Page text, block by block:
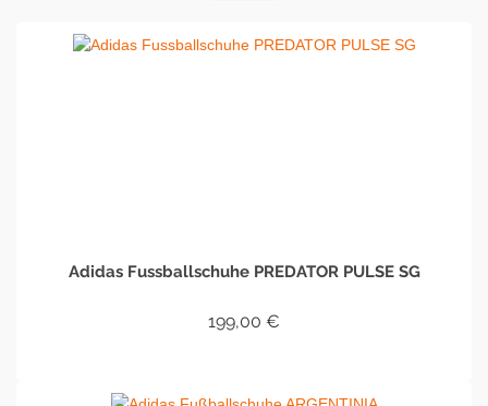
Adidas Fussballschuhe PREDATOR PULSE SG
199,00 €